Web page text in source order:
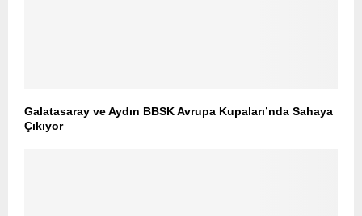
Galatasaray ve Aydın BBSK Avrupa Kupaları’nda Sahaya
Çıkıyor